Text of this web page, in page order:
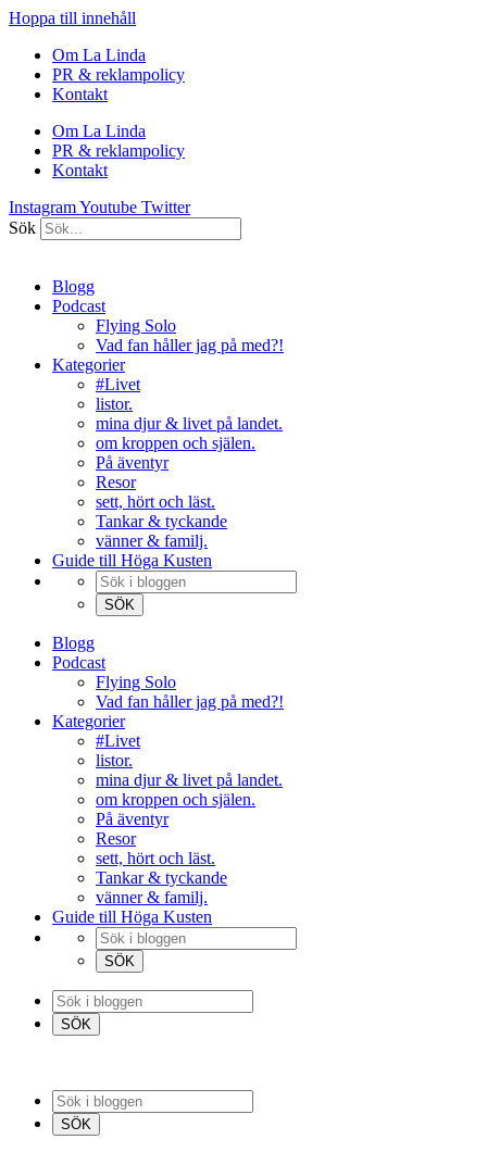
Hoppa till innehåll
Om La Linda
PR & reklampolicy
Kontakt
Om La Linda
PR & reklampolicy
Kontakt
InstagramYoutube Twitter
Sök
Blogg
Podcast
Flying Solo
Vad fan håller jag på med?!
Kategorier
#Livet
listor.
mina djur & livet på landet.
om kroppen och själen.
På äventyr
Resor
sett, hört och läst.
Tankar & tyckande
vänner & familj.
Guide till Höga Kusten
Blogg
Podcast
Flying Solo
Vad fan håller jag på med?!
Kategorier
#Livet
listor.
mina djur & livet på landet.
om kroppen och själen.
På äventyr
Resor
sett, hört och läst.
Tankar & tyckande
vänner & familj.
Guide till Höga Kusten